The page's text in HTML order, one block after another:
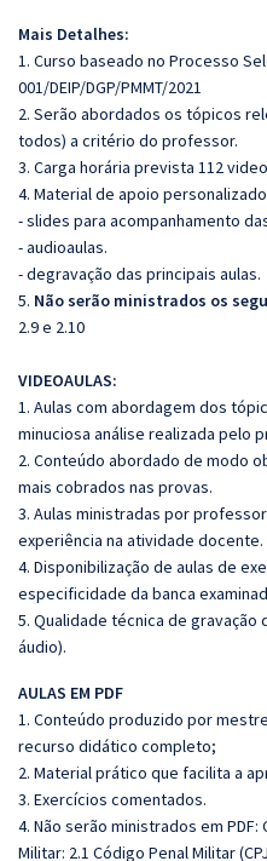
Mais Detalhes:
1. Curso baseado no Processo
001/DEIP/DGP/PMMT/2021
2. Serão abordados os tópicos
todos) a critério do professor.
3. Carga horária prevista 112
4. Material de apoio
- slides para acompanhamento
- audioaulas.
- degravação das principais aulas.
5. Não serão ministrados os
2.9 e 2.10
VIDEOAULAS:
1. Aulas com abordagem dos
minuciosa análise realizada pelo
2. Conteúdo abordado de modo
mais cobrados nas provas.
3. Aulas ministradas por
experiência na atividade docente.
4. Disponibilização de aulas de
especificidade da banca
5. Qualidade técnica de
áudio).
AULAS EM PDF
1. Conteúdo produzido por
recurso didático completo;
2. Material prático que facilita a
3. Exercícios comentados.
4. Não serão ministrados em
Militar: 2.1 Código Penal Militar